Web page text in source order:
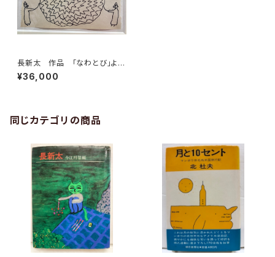
長新太 作品 「なわとび」よ
り 1996年 マット16×10セン
チ インチ額付き
¥36,000
同じカテゴリの商品